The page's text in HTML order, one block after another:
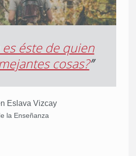
éste de quien
cosas?”
Eslava Vizcay
la Enseñanza